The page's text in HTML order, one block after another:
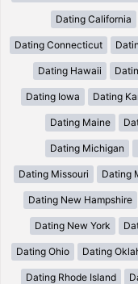
Dating California
Dating Connecticut
Dating Hawaii
Dating Iowa Dating
Dating Maine
Dating Michigan
Dating Missouri Dating
Dating New Hampshire
Dating New York
Dating Ohio Dating
Dating Rhode Island